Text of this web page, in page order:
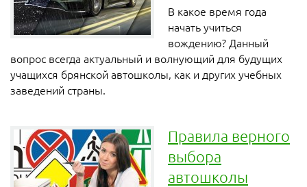
В какое время года
начать учиться
вождению? Данный
вопрос всегда актуальный и волнующий для будущих
учащихся брянской автошколы, как и других учебных
заведений страны.
Правила верного
выбора
автошколы